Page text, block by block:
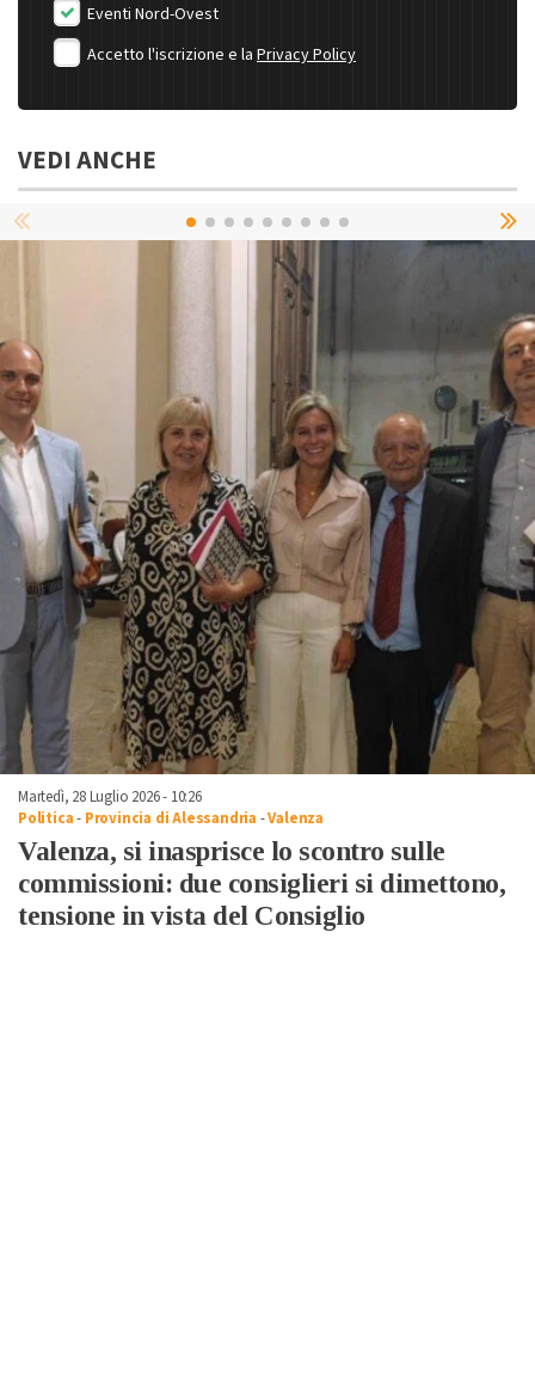
Eventi Nord-Ovest
Accetto l'iscrizione e la Privacy Policy
VEDI ANCHE
Martedì, 28 Luglio 2026 - 10:26
Politica- Provincia di Alessandria -Valenza
Valenza, si inasprisce lo scontro sulle
commissioni: due consiglieri si dimettono,
tensione in vista del Consiglio